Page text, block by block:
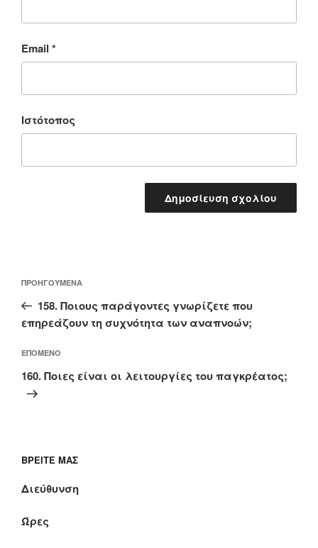
Email *
Ιστότοπος
άρθρων
Προηγούμενο
άρθρο
ΠΡΟΗΓΟΎΜΕΝΑ
158. Ποιους παράγοντες γνωρίζετε που
επηρεάζουν τη συχνότητα των αναπνοών;
Επόμενο
άρθρο
ΕΠΌΜΕΝΟ
160. Ποιες είναι οι λειτουργίες του παγκρέατος;
ΒΡΕΊΤΕ ΜΑΣ
Διεύθυνση
Ώρες